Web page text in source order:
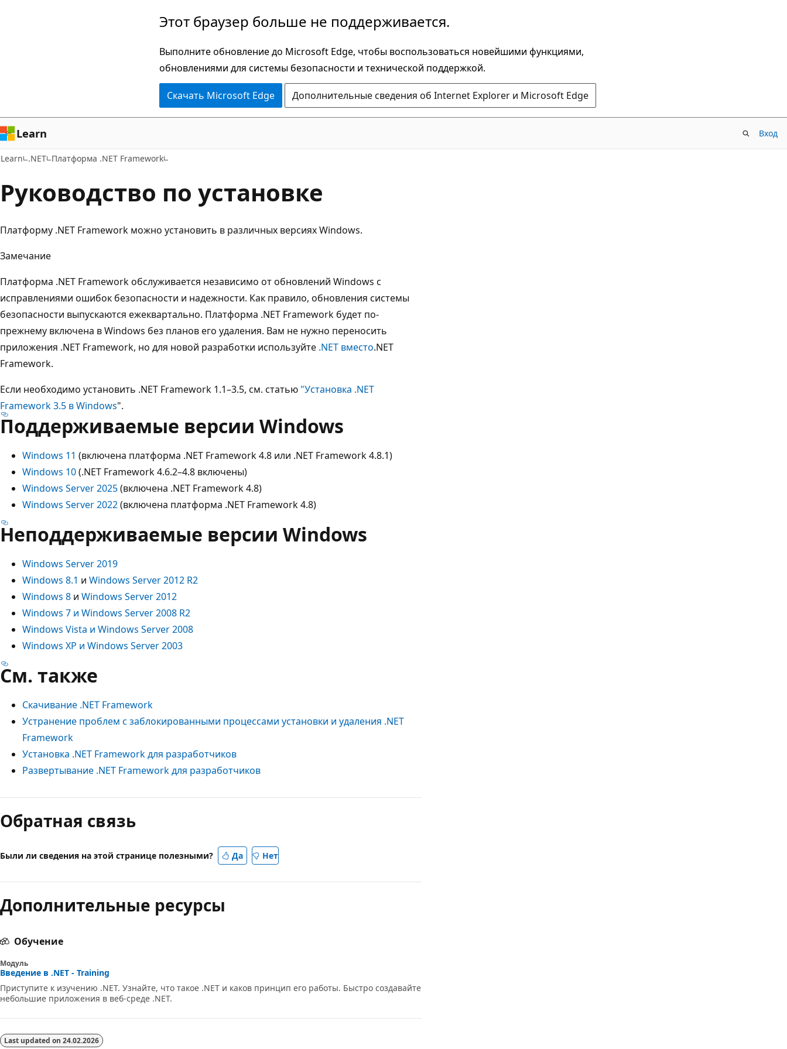
Этот браузер больше не поддерживается.
Выполните обновление до Microsoft Edge, чтобы воспользоваться новейшими функциями,
обновлениями для системы безопасности и технической поддержкой.
Скачать Microsoft Edge Дополнительные сведения об Internet Explorer и Microsoft Edge
Learn Вход
Learn .NET Платформа .NET Framework
Руководство по установке
Платформу .NET Framework можно установить в различных версиях Windows.
Замечание
Платформа .NET Framework обслуживается независимо от обновлений Windows с
исправлениями ошибок безопасности и надежности. Как правило, обновления системы
безопасности выпускаются ежеквартально. Платформа .NET Framework будет по-
прежнему включена в Windows без планов его удаления. Вам не нужно переносить
приложения .NET Framework, но для новой разработки используйте .NET вместо.NET
Framework.
Если необходимо установить .NET Framework 1.1–3.5, см. статью "Установка .NET
Framework 3.5 в Windows".
Поддерживаемые версии Windows
Windows 11 (включена платформа .NET Framework 4.8 или .NET Framework 4.8.1)
Windows 10(.NET Framework 4.6.2–4.8 включены)
Windows Server 2025(включена .NET Framework 4.8)
Windows Server 2022(включена платформа .NET Framework 4.8)
Неподдерживаемые версии Windows
Windows Server 2019
Windows 8.1 и Windows Server 2012 R2
Windows 8 и Windows Server 2012
Windows 7 и Windows Server 2008 R2
Windows Vista и Windows Server 2008
Windows XP и Windows Server 2003
См. также
Скачивание .NET Framework
Устранение проблем с заблокированными процессами установки и удаления .NET
Framework
Установка .NET Framework для разработчиков
Развертывание .NET Framework для разработчиков
Режим
чтения
выключен
Обратная связь
Были ли сведения на этой странице полезными? Да Нет
Дополнительные ресурсы
Обучение
Модуль
Введение в .NET - Training
Приступите к изучению .NET. Узнайте, что такое .NET и каков принцип его работы. Быстро создавайте
небольшие приложения в веб-среде .NET.
Last updated on 24.02.2026